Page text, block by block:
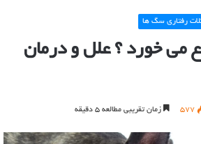
رفتاری سگ ها
خورد ؟ علل و درمان
577 زمان تقریبی مطالعه 5 دقیقه